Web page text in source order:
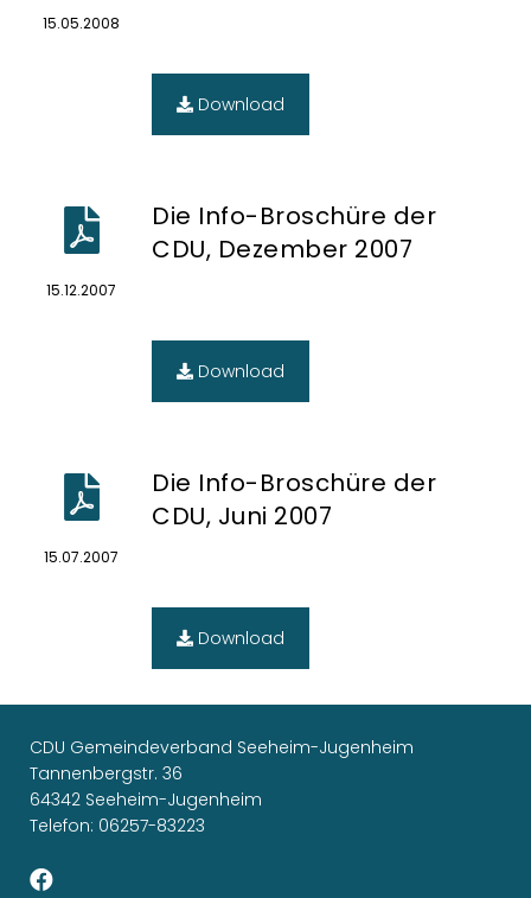
15.05.2008
Download
15.12.2007
Die Info-Broschüre der
CDU, Dezember 2007
Download
15.07.2007
Die Info-Broschüre der
CDU, Juni 2007
Download
CDU Gemeindeverband Seeheim-Jugenheim
Tannenbergstr. 36
64342 Seeheim-Jugenheim
Telefon: 06257-83223